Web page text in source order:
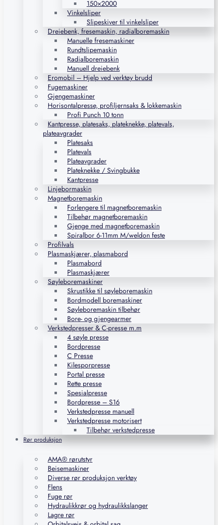
150×2000
Vinkelsliper
Slipeskiver til vinkelsliper
Dreiebenk, fresemaskin, radialboremaskin
Manuelle fresemaskiner
Rundtslipemaskin
Radialboremaskin
Manuell dreiebenk
Eromobil – Hjelp ved verktøy brudd
Fugemaskiner
Gjengemaskiner
Horisontalpresse, profiljernsaks & lokkemaskin
Profi Punch 10 tonn
Kantpresse, platesaks, plateknekke, platevals,
plateavgrader
Platesaks
Platevals
Plateavgrader
Plateknekke / Svingbukke
Kantpresse
Linjebormaskin
Magnetboremaskin
Forlengere til magnetboremaskin
Tilbehør magnetboremaskin
Gjenge med magnetboremaskin
Spiralbor 6-11mm M/weldon feste
Profilvals
Plasmaskjærer, plasmabord
Plasmabord
Plasmaskjærer
Søyleboremaskiner
Skrustikke til søyleboremaskin
Bordmodell boremaskiner
Søyleboremaskin tilbehør
Bore- og gjengearmer
Verkstedpresser & C-presse m.m
4 søyle presse
Bordpresse
C Presse
Kilesporpresse
Portal presse
Rette presse
Spesialpresse
Bordpresse – S16
Verkstedpresse manuell
Verkstedpresse motorisert
Tilbehør verkstedpresse
Rør produksjon
AMA® rørutstyr
Beisemaskiner
Diverse rør produksjon verktøy
Flens
Fuge rør
Hydraulikkrør og hydraulikkslanger
Lagre rør